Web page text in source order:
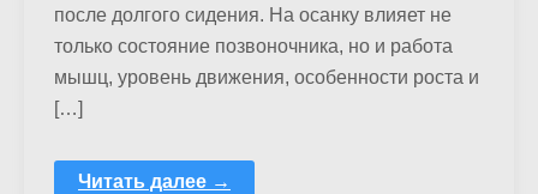
после долгого сидения. На осанку влияет не
только состояние позвоночника, но и работа
мышц, уровень движения, особенности роста и
[…]
Читать далее →